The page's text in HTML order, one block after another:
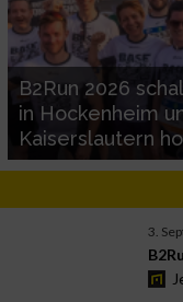
B2Run 2026
in Hockenheim
Kaiserslautern
3.